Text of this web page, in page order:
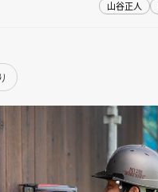
山谷正人